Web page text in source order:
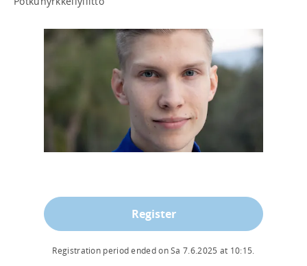
Register
Registration period ended onSa 7.6.2025 at 10:15.